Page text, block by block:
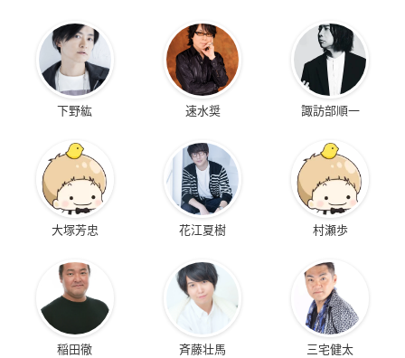
下野紘 速水奨 諏訪部順一
大塚芳忠 花江夏樹 村瀬歩
稲田徹 斉藤壮馬 三宅健太